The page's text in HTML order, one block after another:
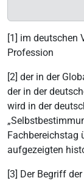
[1] im deutschen
Profession
[2] der in der
der in der
wird in der
Fachbereichstag
aufgezeigten
[3] Der Begriff